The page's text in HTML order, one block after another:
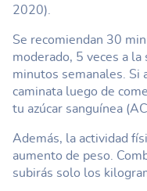
2020).
Se recomiendan 30
moderado, 5 veces a
minutos semanales.
caminata luego de
tu azúcar sanguínea
Además, la actividad
aumento de peso.
subirás solo los